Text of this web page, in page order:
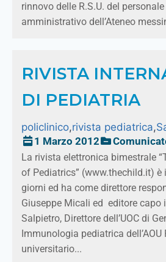
rinnovo delle R.S.U. del
amministrativo dell’Ateneo
RIVISTA
DI PEDIATRIA
policlinico,rivista pediatrica,
1 Marzo 2012
La rivista elettronica bimestrale
of Pediatrics” (www.thechild.it) è
giorni ed ha come direttore
Giuseppe Micali ed editore capo
Salpietro, Direttore dell’UOC di
Immunologia pediatrica
universitario...